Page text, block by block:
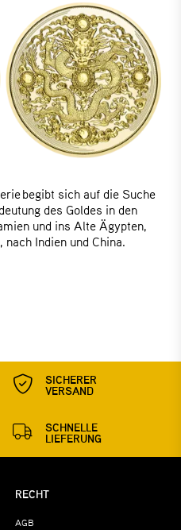
begibt sich auf die Suche
des Goldes in den
und ins Alte Ägypten,
Indien und China.
SICHERER
VERSAND
SCHNELLE
LIEFERUNG
RECHT
AGB